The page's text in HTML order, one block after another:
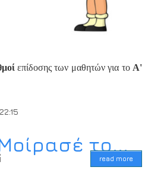
επίδοσης των μαθητών για το Α'
το...
read more